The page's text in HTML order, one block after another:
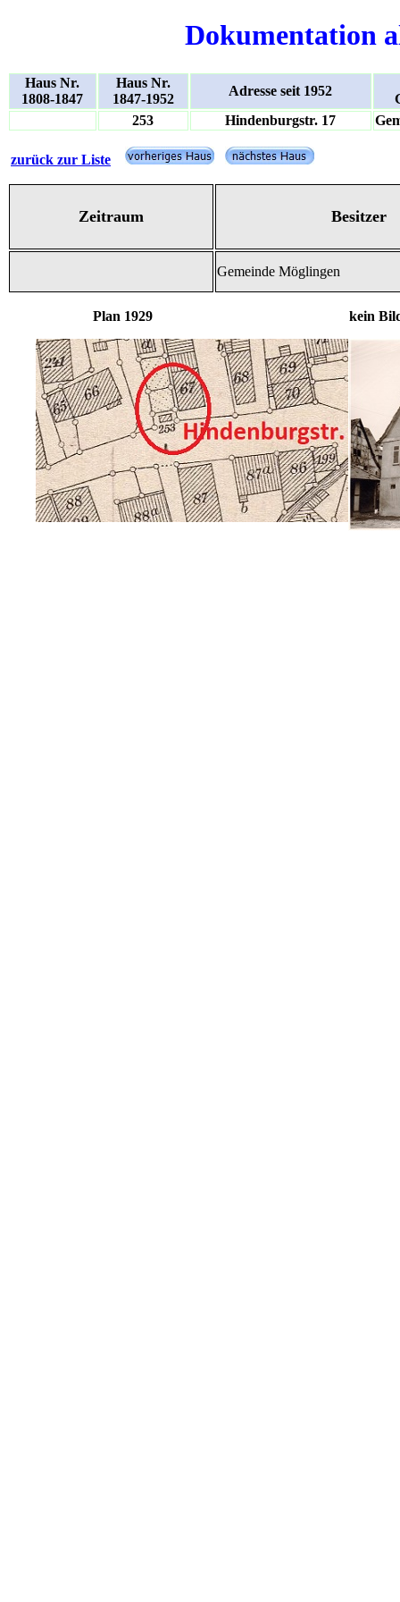
Dokumentation
Haus Nr.
1808-1847
Haus Nr.
1847-1952
Adresse seit 1952
253
Hindenburgstr. 17
zurück zur Liste
Zeitraum Besitzer
Gemeinde Möglingen
Plan 1929 kein